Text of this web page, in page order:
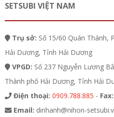
SETSUBI VIỆT NAM
Trụ sở: Số 15/60 Quán Thánh,
Hải Dương, Tỉnh Hải Dương
VPGD: Số 237 Nguyễn Lương
Thành phố Hải Dương, Tỉnh Hải
Điện thoại: 0909.788.885 - Fax:
Email: dinhanh@nihon-